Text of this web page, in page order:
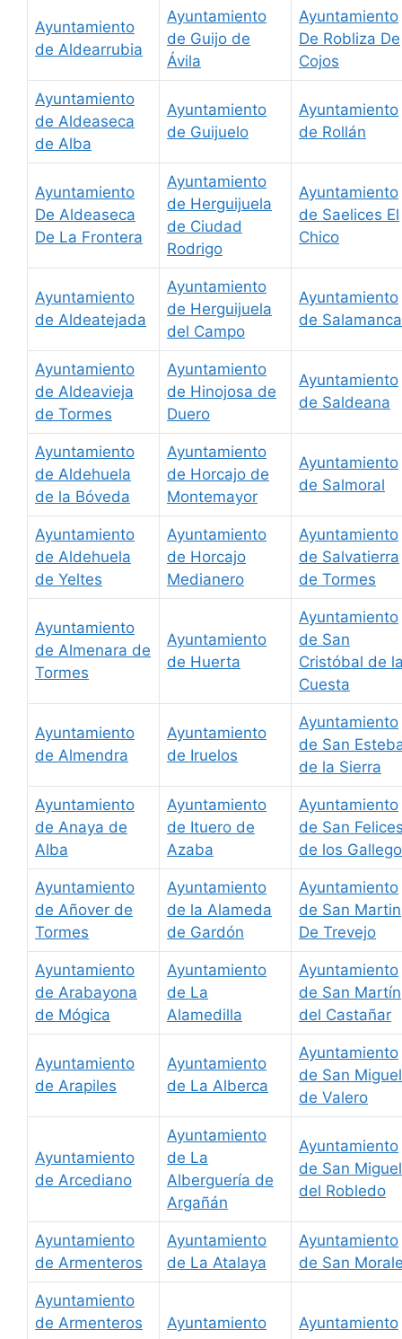
Ayuntamiento
de Aldearrubia
Ayuntamiento
de Guijo de
Ávila
Ayuntamiento
De Robliza De
Cojos
Ayuntamiento
de Aldeaseca
de Alba
Ayuntamiento
de Guijuelo
Ayuntamiento
de Rollán
Ayuntamiento
De Aldeaseca
De La Frontera
Ayuntamiento
de Herguijuela
de Ciudad
Rodrigo
Ayuntamiento
de Saelices El
Chico
Ayuntamiento
de Aldeatejada
Ayuntamiento
de Herguijuela
del Campo
Ayuntamiento
de Salamanca
Ayuntamiento
de Aldeavieja
de Tormes
Ayuntamiento
de Hinojosa de
Duero
Ayuntamiento
de Saldeana
Ayuntamiento
de Aldehuela
de la Bóveda
Ayuntamiento
de Horcajo de
Montemayor
Ayuntamiento
de Salmoral
Ayuntamiento
de Aldehuela
de Yeltes
Ayuntamiento
de Horcajo
Medianero
Ayuntamiento
de Salvatierra
de Tormes
Ayuntamiento
de Almenara de
Tormes
Ayuntamiento
de Huerta
Ayuntamiento
de San
Cristóbal de
Cuesta
Ayuntamiento
de Almendra
Ayuntamiento
de Iruelos
Ayuntamiento
de San
de la Sierra
Ayuntamiento
de Anaya de
Alba
Ayuntamiento
de Ituero de
Azaba
Ayuntamiento
de San
de los
Ayuntamiento
de Añover de
Tormes
Ayuntamiento
de la Alameda
de Gardón
Ayuntamiento
de San Martin
De Trevejo
Ayuntamiento
de Arabayona
de Mógica
Ayuntamiento
de La
Alamedilla
Ayuntamiento
de San Martín
del Castañar
Ayuntamiento
de Arapiles
Ayuntamiento
de La Alberca
Ayuntamiento
de San Miguel
de Valero
Ayuntamiento
de Arcediano
Ayuntamiento
de La
Alberguería de
Argañán
Ayuntamiento
de San Miguel
del Robledo
Ayuntamiento
de Armenteros
Ayuntamiento
de La Atalaya
Ayuntamiento
de San
Ayuntamiento
de Armenteros
Ayuntamiento
Ayuntamiento